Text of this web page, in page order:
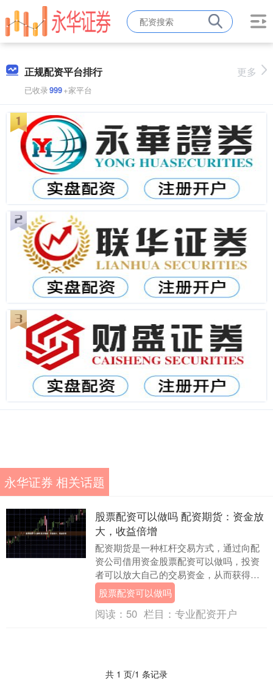
正规配资平台排行
已收录999+家平台
更多
永华证券 相关话题
股票配资可以做吗 配资期货：资金放
大，收益倍增
配资期货是一种杠杆交易方式，通过向配
资公司借用资金股票配资可以做吗，投资
者可以放大自己的交易资金，从而获得更
高的收益。 选择正规的配资公司，制定合
理的配资比例，....
股票配资可以做吗
阅读： 50 栏目： 专业配资开户
共 1 页/1 条记录